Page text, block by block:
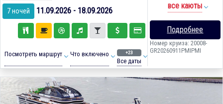
7 ночей 11.09.2026 - 18.09.2026
Посмотреть маршрут Что включено +23
Все даты
все каюты
Подробнее
Номер круиза: 20008-
GR20260911PMIPMI